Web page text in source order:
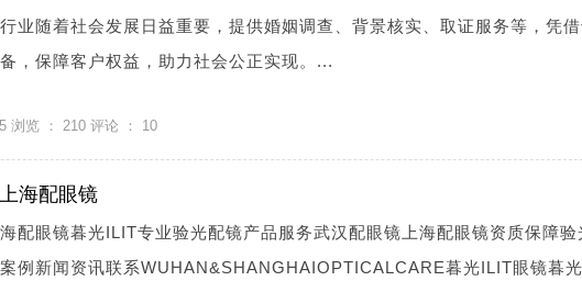
业随着社会发展日益重要，提供婚姻调查、背景核实、取证服务等，凭
，保障客户权益，助力社会公正实现。...
浏览 ： 210 评论 ： 10
海配眼镜
配眼镜暮光ILIT专业验光配镜产品服务武汉配眼镜上海配眼镜资质保障验
例新闻资讯联系WUHAN&SHANGHAIOPTICALCARE暮光ILIT眼镜暮